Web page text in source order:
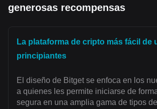
generosas recompensas
La plataforma de cripto más fácil de
principiantes
El diseño de Bitget se enfoca en los
a quienes les permite iniciarse de
segura en una amplia gama de tipos